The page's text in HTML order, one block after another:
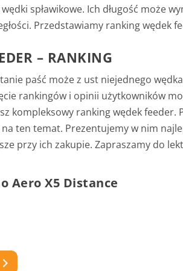
spławikowe. Ich długość może
Przedstawiamy ranking wędek
– RANKING
paść może z ust niejednego
rankingów i opinii użytkowników
kompleksowy ranking wędek feeder.
ten temat. Prezentujemy w nim
przy ich zakupie. Zapraszamy do
Aero X5 Distance